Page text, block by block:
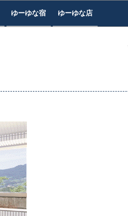
ゆーゆな宿 ゆーゆな店